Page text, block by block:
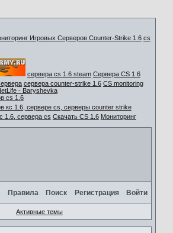
cs
сервера cs 1.6 steam Сервера CS 1.6
сервера counter-strike 1.6 CS monitoring
- Baryshevka
1.6, сервера cs Скачать CS 1.6 Мониторинг
Правила Поиск Регистрация Войти
Активные темы